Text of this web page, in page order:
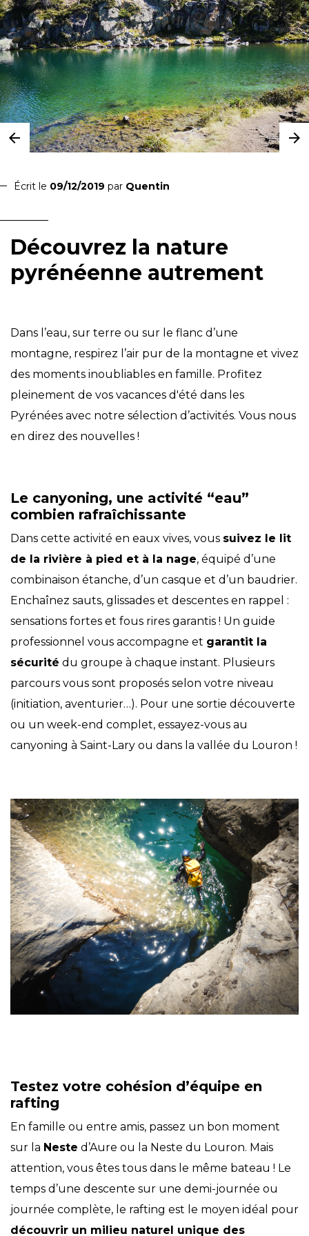
Écrit le 09/12/2019 par Quentin
Découvrez la nature
pyrénéenne autrement
Dans l’eau, sur terre ou sur le flanc d’une
montagne, respirez l’air pur de la montagne et vivez
des moments inoubliables en famille. Profitez
pleinement de vos vacances d'été dans les
Pyrénées avec notre sélection d’activités. Vous nous
en direz des nouvelles !
Le canyoning, une activité “eau”
combien rafraîchissante
Dans cette activité en eaux vives, vous suivez le lit
de la rivière à pied et à la nage, équipé d’une
combinaison étanche, d’un casque et d’un baudrier.
Enchaînez sauts, glissades et descentes en rappel :
sensations fortes et fous rires garantis ! Un guide
professionnel vous accompagne et garantit la
sécurité du groupe à chaque instant. Plusieurs
parcours vous sont proposés selon votre niveau
(initiation, aventurier…). Pour une sortie découverte
ou un week-end complet, essayez-vous au
canyoning à Saint-Lary ou dans la vallée du Louron !
Testez votre cohésion d’équipe en
rafting
En famille ou entre amis, passez un bon moment
sur la Neste d’Aure ou la Neste du Louron. Mais
attention, vous êtes tous dans le même bateau ! Le
temps d’une descente sur une demi-journée ou
journée complète, le rafting est le moyen idéal pour
découvrir un milieu naturel unique des